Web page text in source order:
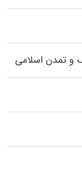
و تمدن اسلامی